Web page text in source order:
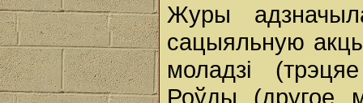
Журы
сацыяльную
моладзі
Роўды (другое